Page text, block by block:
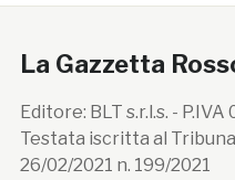
La Gazzetta
Editore: BLT s.r.l.s. -
Testata iscritta al
26/02/2021 n. 199/2021